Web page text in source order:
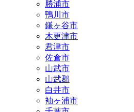
勝浦市
鴨川市
鎌ヶ谷市
木更津市
君津市
佐倉市
山武市
山武郡
白井市
袖ヶ浦市